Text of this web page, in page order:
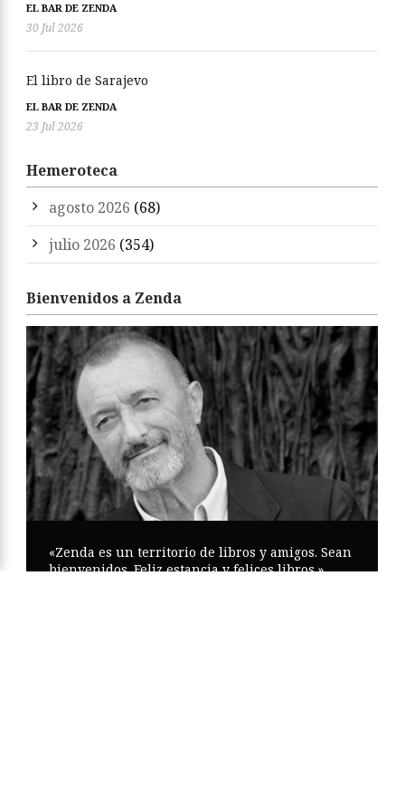
EL BAR DE ZENDA
30 Jul 2026
El libro de Sarajevo
EL BAR DE ZENDA
23 Jul 2026
Hemeroteca
agosto 2026 (68)
julio 2026 (354)
Bienvenidos a Zenda
«Zenda es un territorio de libros y amigos. Sean
bienvenidos. Feliz estancia y felices libros.»